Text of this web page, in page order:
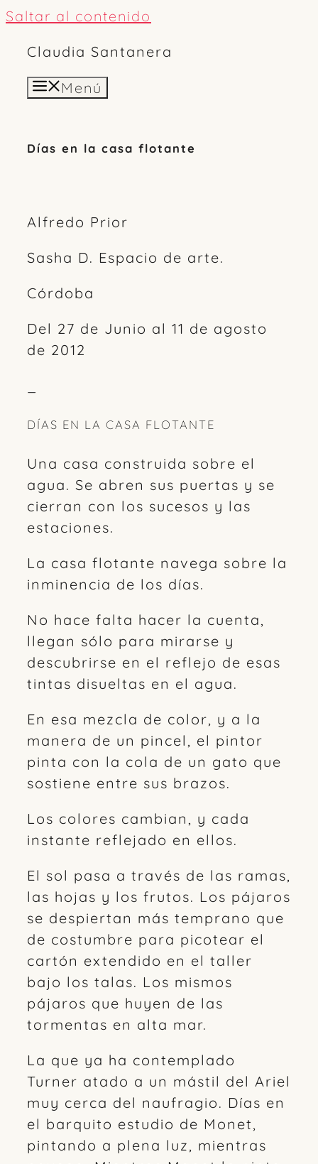
Saltar al contenido
Claudia Santanera
Menú
Días en la casa flotante
Alfredo Prior
Sasha D. Espacio de arte.
Córdoba
Del 27 de Junio al 11 de agosto
de 2012
DÍAS EN LA CASA FLOTANTE
Una casa construida sobre el
agua. Se abren sus puertas y se
cierran con los sucesos y las
estaciones.
La casa flotante navega sobre la
inminencia de los días.
No hace falta hacer la cuenta,
llegan sólo para mirarse y
descubrirse en el reflejo de esas
tintas disueltas en el agua.
En esa mezcla de color, y a la
manera de un pincel, el pintor
pinta con la cola de un gato que
sostiene entre sus brazos.
Los colores cambian, y cada
instante reflejado en ellos.
El sol pasa a través de las ramas,
las hojas y los frutos. Los pájaros
se despiertan más temprano que
de costumbre para picotear el
cartón extendido en el taller
bajo los talas. Los mismos
pájaros que huyen de las
tormentas en alta mar.
La que ya ha contemplado
Turner atado a un mástil del Ariel
muy cerca del naufragio. Días en
el barquito estudio de Monet,
pintando a plena luz, mientras